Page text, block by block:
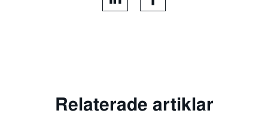
Relaterade artiklar